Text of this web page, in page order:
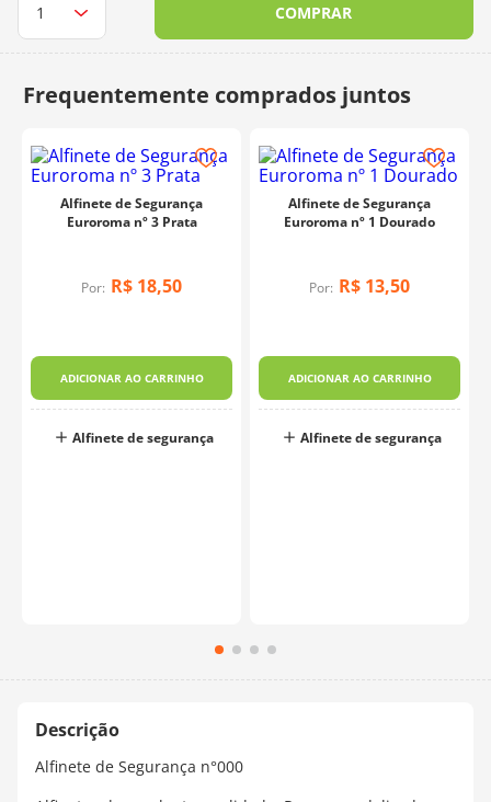
COMPRAR
Alfinete de Segurança
Euroroma nº 3 Prata
Por: R$ 18,50
ADICIONAR AO CARRINHO
Alfinete de segurança
Alfinete de Segurança
Euroroma nº 1 Dourado
Por: R$ 13,50
ADICIONAR AO CARRINHO
Alfinete de segurança
Alfinete de Segurança n°000
10